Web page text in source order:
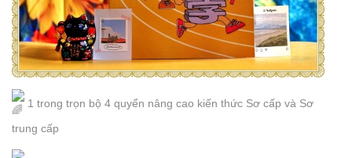
1 trong trọn bộ 4 quyển nâng cao kiến thức Sơ cấp và Sơ
trung cấp